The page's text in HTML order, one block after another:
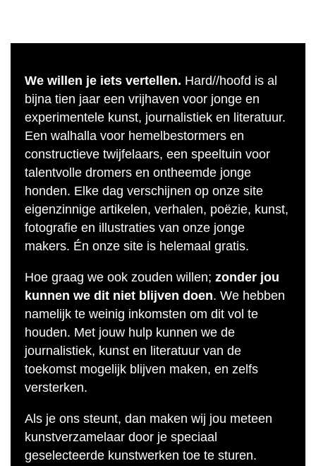
We willen je iets vertellen. Hard//hoofd is al
bijna tien jaar een vrijhaven voor jonge en
experimentele kunst, journalistiek en literatuur.
Een walhalla voor hemelbestormers en
constructieve twijfelaars, een speeltuin voor
talentvolle dromers en ontheemde jonge
honden. Elke dag verschijnen op onze site
eigenzinnige artikelen, verhalen, poëzie, kunst,
fotografie en illustraties van onze jonge
makers. Én onze site is helemaal gratis.
Hoe graag we ook zouden willen; zonder jou
kunnen we dit niet blijven doen. We hebben
namelijk te weinig inkomsten om dit vol te
houden. Met jouw hulp kunnen we de
journalistiek, kunst en literatuur van de
toekomst mogelijk blijven maken, en zelfs
versterken.
Als je ons steunt, dan maken wij jou meteen
kunstverzamelaar door je speciaal
geselecteerde kunstwerken toe te sturen.